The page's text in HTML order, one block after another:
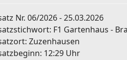
Nr. 06/2026 - 25.03.2026
F1 Gartenhaus -
Zuzenhausen
12:29 Uhr